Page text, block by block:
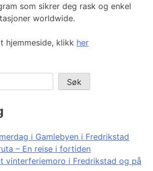
som sikrer deg rask og enkel
worldwide.
hjemmeside, klikk her
Søk
i Gamlebyen i Fredrikstad
– En reise i fortiden
vinterferiemoro i Fredrikstad og på